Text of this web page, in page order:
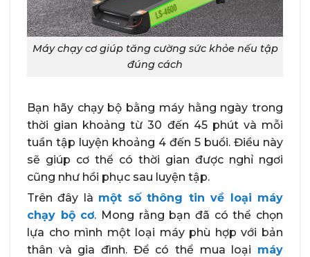
Máy chạy cơ giúp tăng cường sức khỏe nếu tập
đúng cách
Bạn hãy chạy bộ bằng máy hằng ngày trong
thời gian khoảng từ 30 đến 45 phút và mỗi
tuần tập luyện khoảng 4 đến 5 buổi. Điều này
sẽ giúp cơ thể có thời gian được nghỉ ngơi
cũng như hồi phục sau luyện tập.
Trên đây là một số thông tin về loại máy
chạy bộ cơ. Mong rằng bạn đã có thể chọn
lựa cho mình một loại máy phù hợp với bản
thân và gia đình. Để có thể mua loại máy